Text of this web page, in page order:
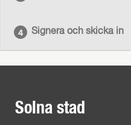
Signera och skicka in
Solna stad